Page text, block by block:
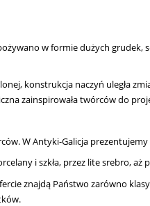
w formie dużych
konstrukcja naczyń uległa
zainspirowała twórców do
W Antyki-Galicja
i szkła, przez lite srebro,
znajdą Państwo zarówno